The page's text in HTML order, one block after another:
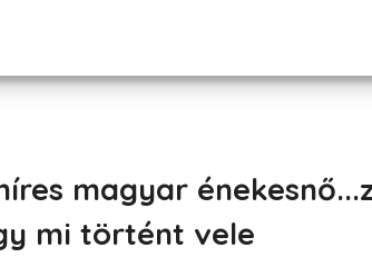
magyar
mi történt vele